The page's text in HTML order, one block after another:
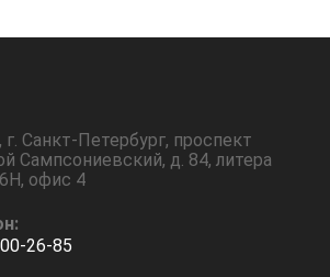
г. Санкт-Петербург, проспект
Сампсониевский, д. 84, литера
офис 4
26-85